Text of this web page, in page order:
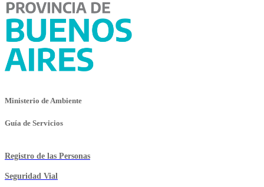
Ministerio de Ambiente
Guía de Servicios
Registro de las Personas
Seguridad Vial